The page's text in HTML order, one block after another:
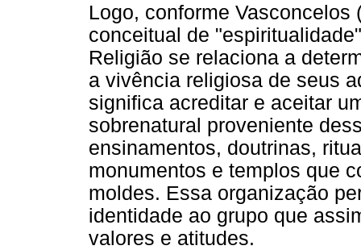
Logo, conforme
conceitual de
Religião se relaciona a
a vivência religiosa de seus
significa acreditar e aceitar
sobrenatural proveniente
ensinamentos, doutrinas,
monumentos e templos que
moldes. Essa organização
identidade ao grupo que
valores e atitudes.